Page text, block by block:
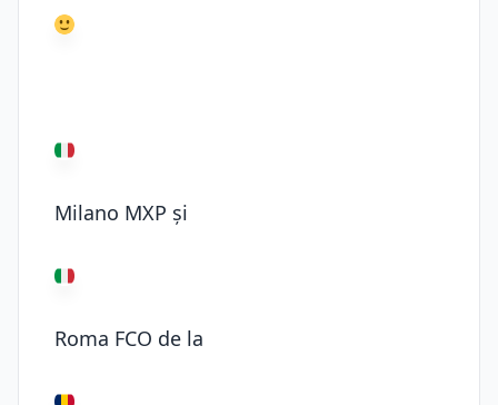
Milano MXP și
Roma FCO de la